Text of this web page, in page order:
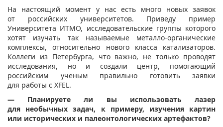
На настоящий момент у нас есть много новых заявок
от российских университетов. Приведу пример
Университета ИТМО, исследовательские группы которого
хотят изучать так называемые металло-органические
комплексы, относительно нового класса катализаторов.
Коллеги из Петербурга, что важно, не только проводят
исследования, но и создали центр, помогающий
российским ученым правильно готовить заявки
для работы с XFEL.
— Планируете ли вы использовать лазер
для необычных задач, к примеру, изучения картин
или исторических и палеонтологических артефактов?